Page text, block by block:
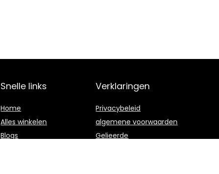
Snelle links
Home
Alles winkelen
Blogs
Verklaringen
Privacybeleid
algemene voorwaarden
Gelieerde